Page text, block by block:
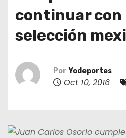
continuar con
selección
Por Yodeportes
Oct 10, 2016